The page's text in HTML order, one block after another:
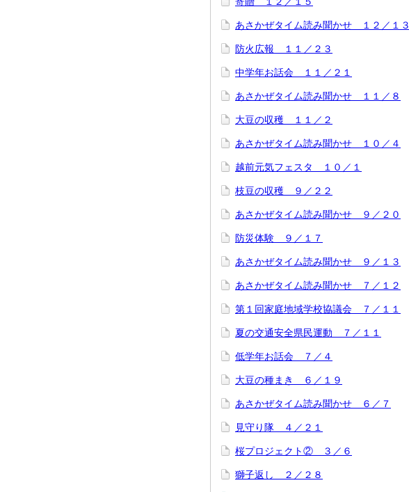
あさかぜタイム読み聞かせ １２／１３
防火広報 １１／２３
中学年お話会 １１／２１
あさかぜタイム読み聞かせ １１／８
大豆の収穫 １１／２
あさかぜタイム読み聞かせ １０／４
越前元気フェスタ １０／１
枝豆の収穫 ９／２２
あさかぜタイム読み聞かせ ９／２０
防災体験 ９／１７
あさかぜタイム読み聞かせ ９／１３
あさかぜタイム読み聞かせ ７／１２
第１回家庭地域学校協議会 ７／１１
夏の交通安全県民運動 ７／１１
低学年お話会 ７／４
大豆の種まき ６／１９
あさかぜタイム読み聞かせ ６／７
見守り隊 ４／２１
桜プロジェクト② ３／６
獅子返し ２／２８